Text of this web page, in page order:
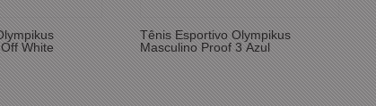
White
Tênis Esportivo Olympikus
Masculino Proof 3 Azul